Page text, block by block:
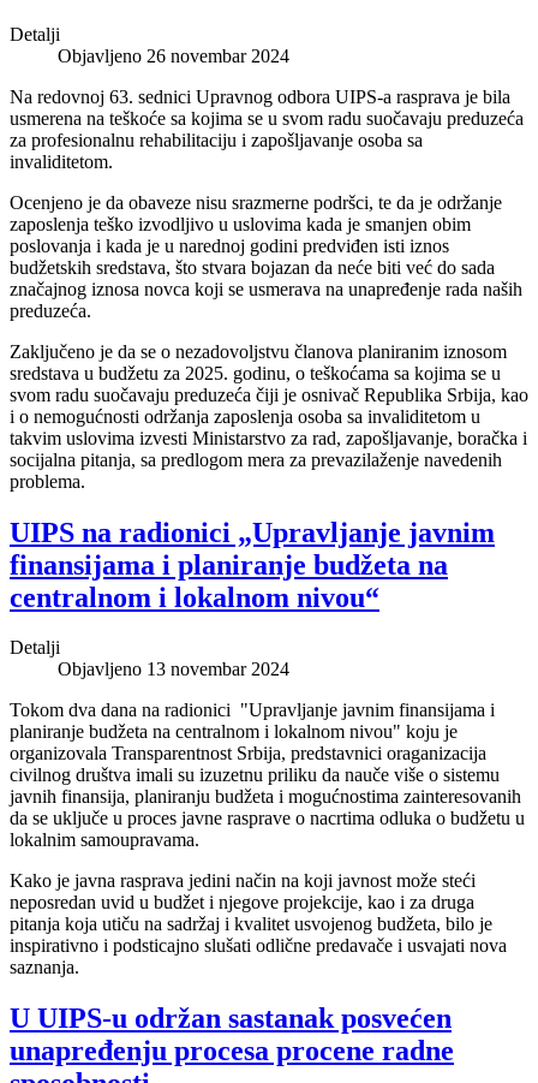
Detalji
Objavljeno 26 novembar 2024
Na redovnoj 63. sednici Upravnog odbora UIPS-a rasprava je bila
usmerena na teškoće sa kojima se u svom radu suočavaju preduzeća
za profesionalnu rehabilitaciju i zapošljavanje osoba sa
invaliditetom.
Ocenjeno je da obaveze nisu srazmerne podršci, te da je održanje
zaposlenja teško izvodljivo u uslovima kada je smanjen obim
poslovanja i kada je u narednoj godini predviđen isti iznos
budžetskih sredstava, što stvara bojazan da neće biti već do sada
značajnog iznosa novca koji se usmerava na unapređenje rada naših
preduzeća.
Zaključeno je da se o nezadovoljstvu članova planiranim iznosom
sredstava u budžetu za 2025. godinu, o teškoćama sa kojima se u
svom radu suočavaju preduzeća čiji je osnivač Republika Srbija, kao
i o nemogućnosti održanja zaposlenja osoba sa invaliditetom u
takvim uslovima izvesti Ministarstvo za rad, zapošljavanje, boračka i
socijalna pitanja, sa predlogom mera za prevazilaženje navedenih
problema.
UIPS na radionici „Upravljanje javnim
finansijama i planiranje budžeta na
centralnom i lokalnom nivou“
Detalji
Objavljeno 13 novembar 2024
Tokom dva dana na radionici "Upravljanje javnim finansijama i
planiranje budžeta na centralnom i lokalnom nivou" koju je
organizovala Transparentnost Srbija, predstavnici oraganizacija
civilnog društva imali su izuzetnu priliku da nauče više o sistemu
javnih finansija, planiranju budžeta i mogućnostima zainteresovanih
da se uključe u proces javne rasprave o nacrtima odluka o budžetu u
lokalnim samoupravama.
Kako je javna rasprava jedini način na koji javnost može steći
neposredan uvid u budžet i njegove projekcije, kao i za druga
pitanja koja utiču na sadržaj i kvalitet usvojenog budžeta, bilo je
inspirativno i podsticajno slušati odlične predavače i usvajati nova
saznanja.
U UIPS-u održan sastanak posvećen
unapređenju procesa procene radne